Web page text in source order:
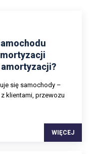
się samochody –
klientami, przewozu
WIĘCEJ